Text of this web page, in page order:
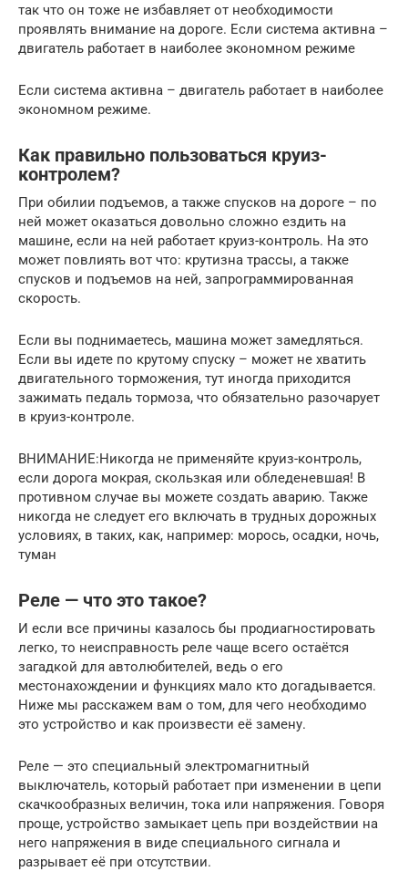
так что он тоже не избавляет от необходимости
проявлять внимание на дороге. Если система активна –
двигатель работает в наиболее экономном режиме
Если система активна – двигатель работает в наиболее
экономном режиме.
Как правильно пользоваться круиз-
контролем?
При обилии подъемов, а также спусков на дороге – по
ней может оказаться довольно сложно ездить на
машине, если на ней работает круиз-контроль. На это
может повлиять вот что: крутизна трассы, а также
спусков и подъемов на ней, запрограммированная
скорость.
Если вы поднимаетесь, машина может замедляться.
Если вы идете по крутому спуску – может не хватить
двигательного торможения, тут иногда приходится
зажимать педаль тормоза, что обязательно разочарует
в круиз-контроле.
ВНИМАНИЕ:Никогда не применяйте круиз-контроль,
если дорога мокрая, скользкая или обледеневшая! В
противном случае вы можете создать аварию. Также
никогда не следует его включать в трудных дорожных
условиях, в таких, как, например: морось, осадки, ночь,
туман
Реле — что это такое?
И если все причины казалось бы продиагностировать
легко, то неисправность реле чаще всего остаётся
загадкой для автолюбителей, ведь о его
местонахождении и функциях мало кто догадывается.
Ниже мы расскажем вам о том, для чего необходимо
это устройство и как произвести её замену.
Реле — это специальный электромагнитный
выключатель, который работает при изменении в цепи
скачкообразных величин, тока или напряжения. Говоря
проще, устройство замыкает цепь при воздействии на
него напряжения в виде специального сигнала и
разрывает её при отсутствии.